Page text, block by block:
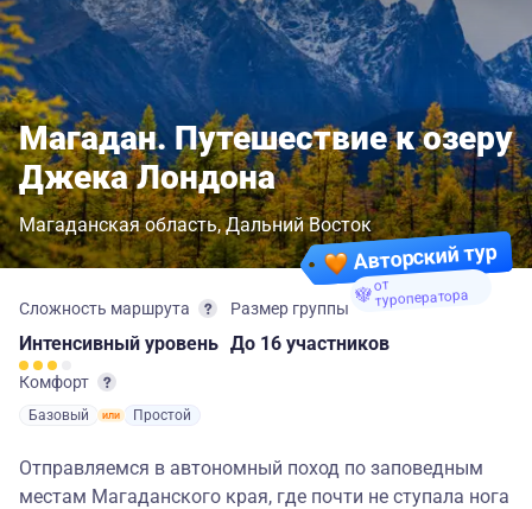
Авторский тур
от
туроператора
Магадан. Путешествие к озеру
Джека Лондона
Магаданская область Дальний Восток
Сложность маршрута
Интенсивный уровень
Комфорт
Базовый Простой
Размер группы
до 16 участников
Отправляемся в автономный поход по заповедным
местам Магаданского края, где почти не ступала нога